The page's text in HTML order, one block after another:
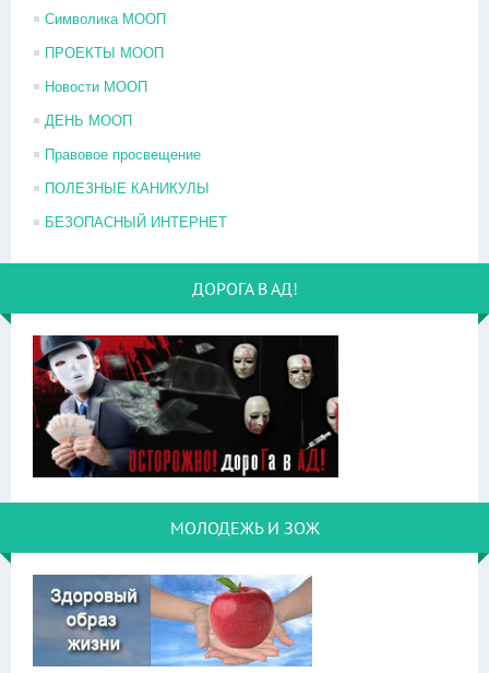
Символика МООП
ПРОЕКТЫ МООП
Новости МООП
ДЕНЬ МООП
Правовое просвещение
ПОЛЕЗНЫЕ КАНИКУЛЫ
БЕЗОПАСНЫЙ ИНТЕРНЕТ
ДОРОГА В АД!
МОЛОДЕЖЬ И ЗОЖ